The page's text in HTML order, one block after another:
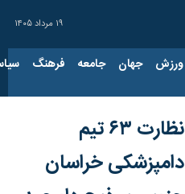
۱۹ مرداد ۱۴۰۵
ورزش جهان جامعه فرهنگ
نظارت ۶۳ تیم
دامپزشکی خراسان